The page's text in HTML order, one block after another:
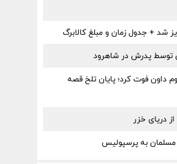
توسط پدرش در شاهرود
داون فوت کرد؛ پایان تلخ قصه
دریای خزر
به پرسپولیس